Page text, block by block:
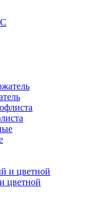
цветной